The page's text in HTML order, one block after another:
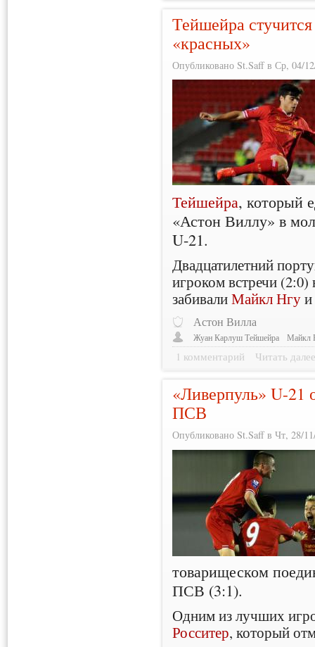
Тейшейра
«красных»
Опубликовано St.Saff в Ср, 04/
Тейшейра, который
«Астон Виллу» в
U-21.
Двадцатилетний
игроком встречи
забивалиМайкл Нгу
Астон Вилла
Жуан Карлуш Тейшейра Майкл
1 комментарий Читать
«Ливерпуль» U-21
ПСВ
Опубликовано St.Saff в Чт, 28/
товарищеском
ПСВ (3:1).
Одним из лучших
Росситер, который